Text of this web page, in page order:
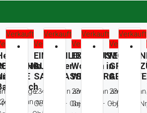
LAGE
Gebirge
Brunn am
Verkauft
Verkauft
EINFAMILIENHAUS
in ruhiger
SACKGASSE
2345 Brunn am
Gebirge – Objekt Nr.
Verkauft
Verkauft
EXKLUSIVES
Wohnen in
WEINBERGLAGE
2345 Brunn am
Gebirge – Objekt
Verkauft
Verkauft
2345
– Objekt Nr.
Verkauft